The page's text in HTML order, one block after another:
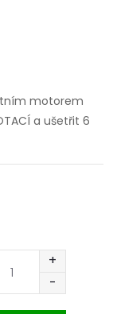
motorem
a ušetřit 6